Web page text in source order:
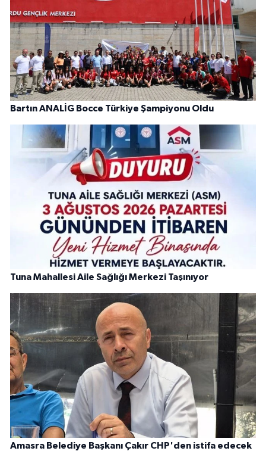
Bartın ANALİG Bocce Türkiye Şampiyonu Oldu
Tuna Mahallesi Aile Sağlığı Merkezi Taşınıyor
Amasra Belediye Başkanı Çakır CHP'den istifa edecek